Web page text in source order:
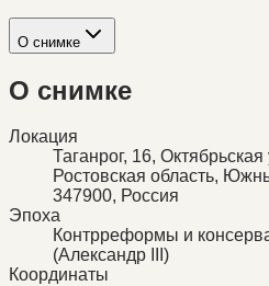
О снимке
О снимке
Локация
Таганрог, 16,
Ростовская область,
347900, Россия
Эпоха
Контрреформы и
(Александр III)
Координаты